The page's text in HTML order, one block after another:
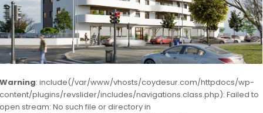
Warning: include(/var/www/vhosts/coydesur.com/httpdocs/wp-
content/plugins/revslider/includes/navigations.class.php): Failed to
open stream: No such file or directory in